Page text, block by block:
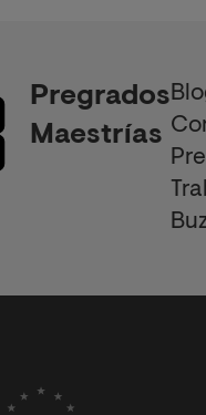
Pregrados
Maestrías